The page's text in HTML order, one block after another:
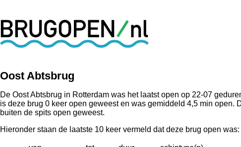
Oost Abtsbrug
De Oost Abtsbrug in Rotterdam was het laatst open op 22-07
is deze brug 0 keer open geweest en was gemiddeld 4,5 min open.
buiten de spits open geweest.
Hieronder staan de laatste 10 keer vermeld dat deze brug open was: